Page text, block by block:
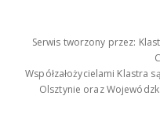
Serwis tworzony przez:
Współzałożycielami Klastra
Olsztynie oraz